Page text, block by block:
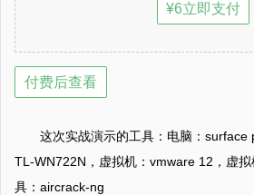
¥6立即支付
付费后查看
这次实战演示的工具：电脑：surface
TL-WN722N，虚拟机：vmware 12，虚
具：aircrack-ng